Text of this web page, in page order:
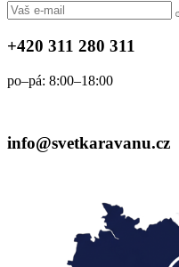
+420 311 280 311
po–pá: 8:00–18:00
info@svetkaravanu.cz